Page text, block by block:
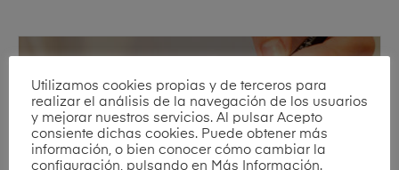
SIN CATEGORÍA
Tratamientos estéticos para
hombres
Utilizamos cookies propias y de terceros para
realizar el análisis de la navegación de los usuarios
y mejorar nuestros servicios. Al pulsar Acepto
consiente dichas cookies. Puede obtener más
información, o bien conocer cómo cambiar la
configuración, pulsando en Más Información.